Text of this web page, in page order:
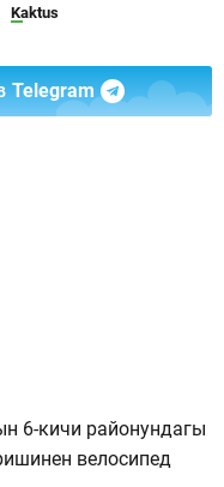
Kaktus
Telegram
6-кичи районундагы
велосипед